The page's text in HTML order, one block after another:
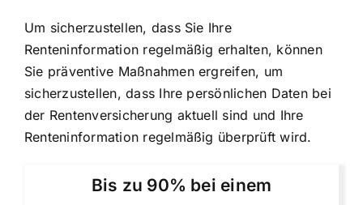
Um sicherzustellen, dass Sie Ihre
Renteninformation regelmäßig erhalten, können
Sie präventive Maßnahmen ergreifen, um
sicherzustellen, dass Ihre persönlichen Daten bei
der Rentenversicherung aktuell sind und Ihre
Renteninformation regelmäßig überprüft wird.
Bis zu 90% bei einem